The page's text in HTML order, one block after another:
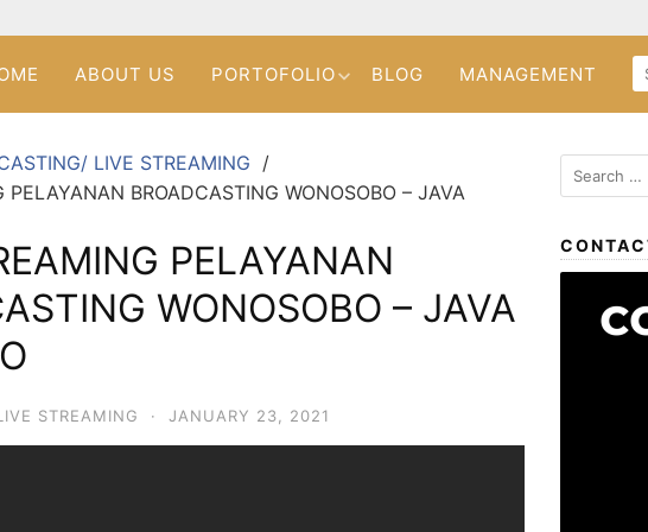
ABOUT US PORTOFOLIO BLOG MANAGEMENT
LIVE STREAMING
PELAYANAN BROADCASTING WONOSOBO – JAVA
PELAYANAN
WONOSOBO – JAVA
STREAMING · JANUARY 23, 2021